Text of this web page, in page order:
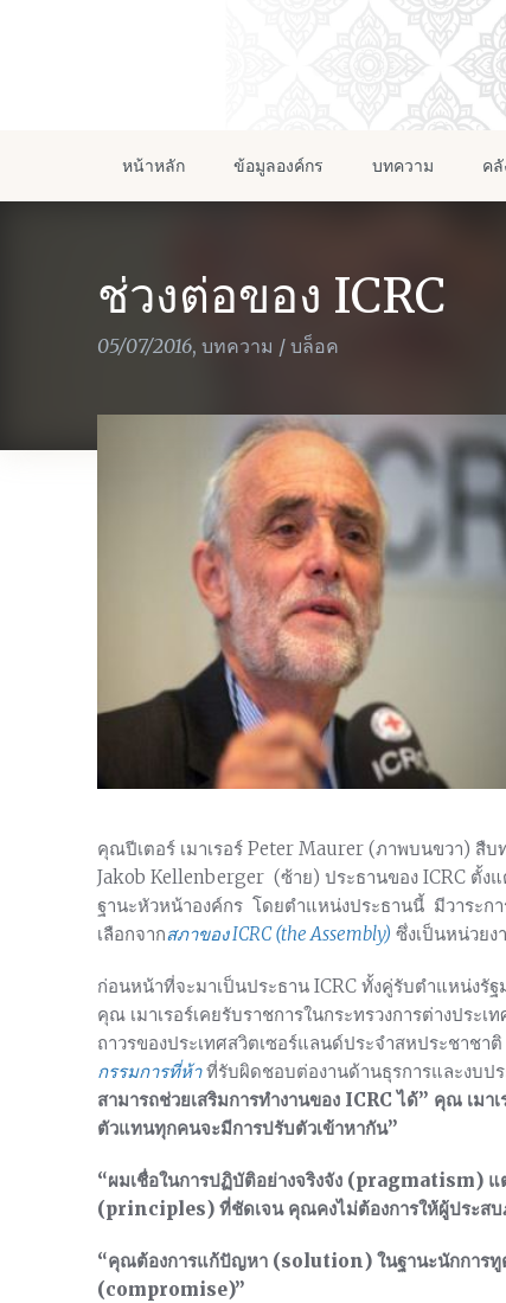
หน้าหลัก ข้อมูลองค์กร บทความ คลั
ช่วงต่อของ ICRC
05/07/2016, บทความ / บล็อค
คุณปีเตอร์ เมาเรอร์ Peter Maurer (ภาพบนขวา) สืบ
Jakob Kellenberger (ซ้าย) ประธานของ ICRC ตั้ง
ฐานะหัวหน้าองค์กร โดยตำแหน่งประธานนี้ มีวาระก
เลือกจากสภาของ ICRC (the Assembly) ซึ่งเป็นหน่ว
ก่อนหน้าที่จะมาเป็นประธาน ICRC ทั้งคู่รับตำแหน่งรั
คุณ เมาเรอร์เคยรับราชการในกระทรวงการต่างประ
ถาวรของประเทศสวิตเซอร์แลนด์ประจำสหประชาช
กรรมการที่ห้าที่รับผิดชอบต่องานด้านธุรการและงบป
สามารถช่วยเสริมการทำงานของ ICRC ได้” คุณ เม
ตัวแทนทุกคนจะมีการปรับตัวเข้าหากัน”
“ผมเชื่อในการปฏิบัติอย่างจริงจัง (pragmatism)
(principles) ที่ชัดเจน คุณคงไม่ต้องการให้ผู้ประสบ
“คุณต้องการแก้ปัญหา (solution) ในฐานะนักการทู
(compromise)”